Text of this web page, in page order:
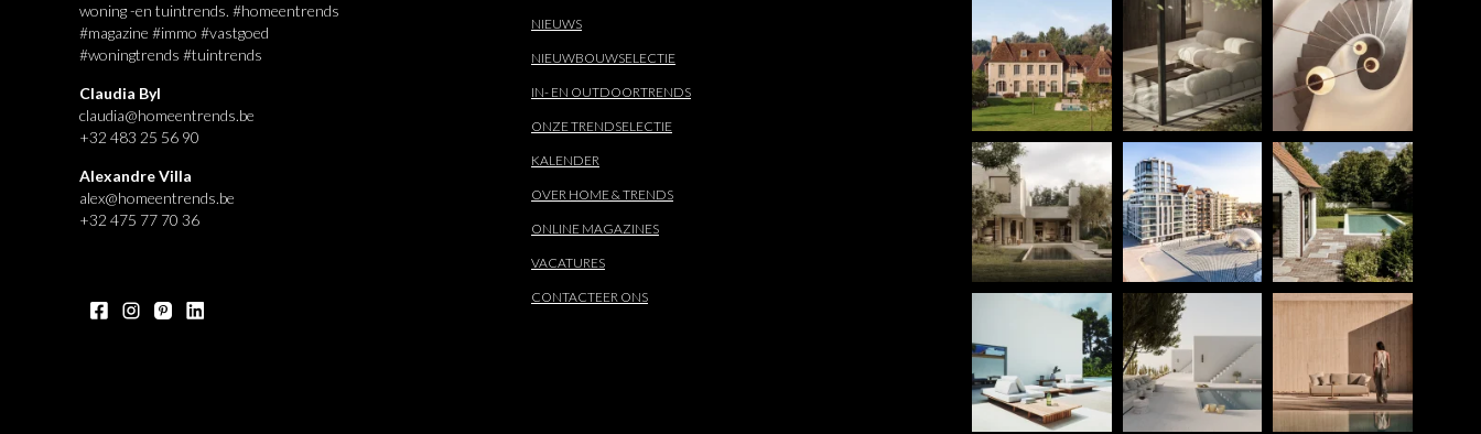
woning -en tuintrends. #homeentrends
#magazine #immo #vastgoed
#woningtrends #tuintrends
Claudia Byl
claudia@homeentrends.be
+32 483 25 56 90
Alexandre Villa
alex@homeentrends.be
+32 475 77 70 36
NIEUWS
NIEUWBOUWSELECTIE
IN- EN OUTDOORTRENDS
ONZE TRENDSELECTIE
KALENDER
OVER HOME & TRENDS
ONLINE MAGAZINES
VACATURES
CONTACTEER ONS